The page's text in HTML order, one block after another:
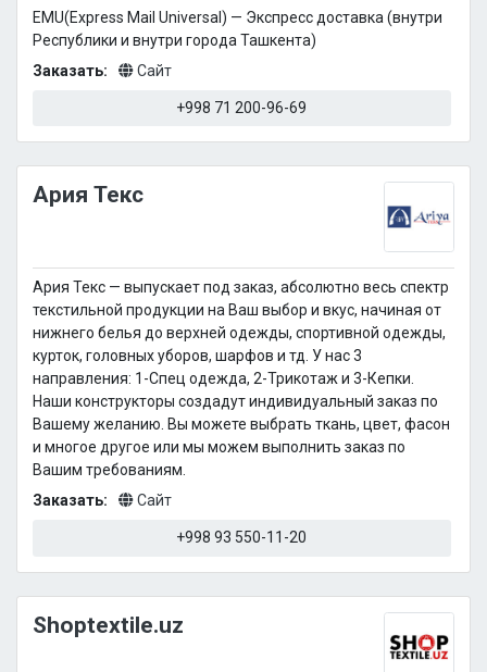
EMU(Express Mail Universal) — Экспресс доставка (внутри
Республики и внутри города Ташкента)
Заказать:
Сайт
+998 71 200-96-69
Ария Текс
Ария Текс — выпускает под заказ, абсолютно весь спектр
текстильной продукции на Ваш выбор и вкус, начиная от
нижнего белья до верхней одежды, спортивной одежды,
курток, головных уборов, шарфов и тд. У нас 3
направления: 1-Спец одежда, 2-Трикотаж и 3-Кепки.
Наши конструкторы создадут индивидуальный заказ по
Вашему желанию. Вы можете выбрать ткань, цвет, фасон
и многое другое или мы можем выполнить заказ по
Вашим требованиям.
Заказать:
Сайт
+998 93 550-11-20
Shoptextile.uz